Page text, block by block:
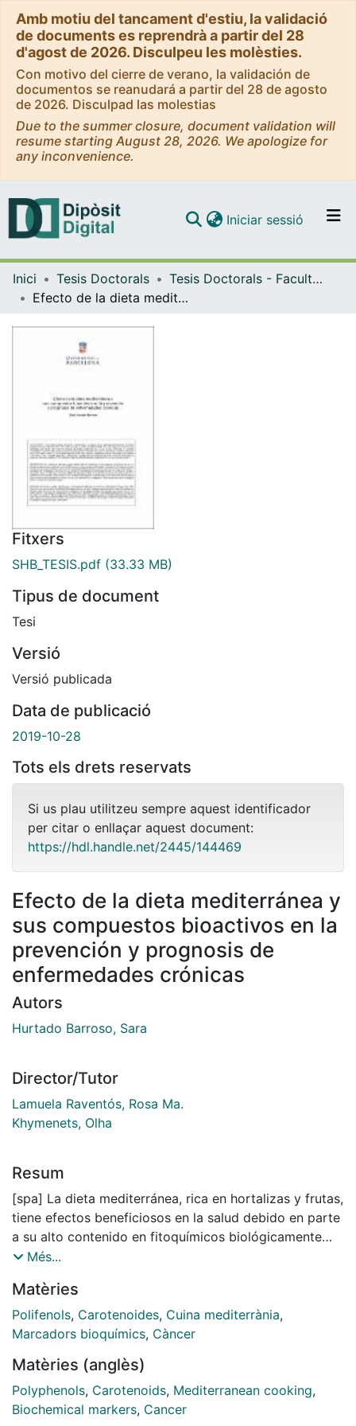
Amb motiu del tancament d'estiu, la validació
de documents es reprendrà a partir del 28
d'agost de 2026. Disculpeu les molèsties.
Con motivo del cierre de verano, la validación de
documentos se reanudará a partir del 28 de agosto
de 2026. Disculpad las molestias
Due to the summer closure, document validation will
resume starting August 28, 2026. We apologize for
any inconvenience.
Navega per tot el DD
Iniciar sessió (current)
Inici Tesis Doctorals
Tesis Doctorals - Facultat - Farmàcia i Ciències de l'Alimentació
Efecto de la dieta mediterránea y sus compuestos bioactivos en la prevención y prognosis de enfermedades crónicas
Fitxers
SHB_TESIS.pdf (33.33 MB)
Tipus de document
Tesi
Versió
Versió publicada
Data de publicació
2019-10-28
Tots els drets reservats
Si us plau utilitzeu sempre aquest identificador
per citar o enllaçar aquest document:
https://hdl.handle.net/2445/144469
Efecto de la dieta mediterránea y
sus compuestos bioactivos en la
prevención y prognosis de
enfermedades crónicas
Autors
Hurtado Barroso, Sara
Director/Tutor
Lamuela Raventós, Rosa Ma.
Khymenets, Olha
Resum
[spa] La dieta mediterránea, rica en hortalizas y frutas,
tiene efectos beneficiosos en la salud debido en parte
a su alto contenido en fitoquímicos biológicamente
activos, entre ellos los carotenoides y los polifenoles.
ingeridas y metabolizadas por el cuerpo humano
dependen de muchos factores como la matriz
alimentaria, el procesado, las interacciones entre
que son más accesibles cuando se consumen con una
matriz lipídica, y además el tratamiento térmico
también parece afectar positivamente a los
Més...
Matèries
Polifenols, Carotenoides, Cuina mediterrània,
Marcadors bioquímics, Càncer
Matèries (anglès)
Polyphenols, Carotenoids, Mediterranean cooking,
Biochemical markers, Cancer